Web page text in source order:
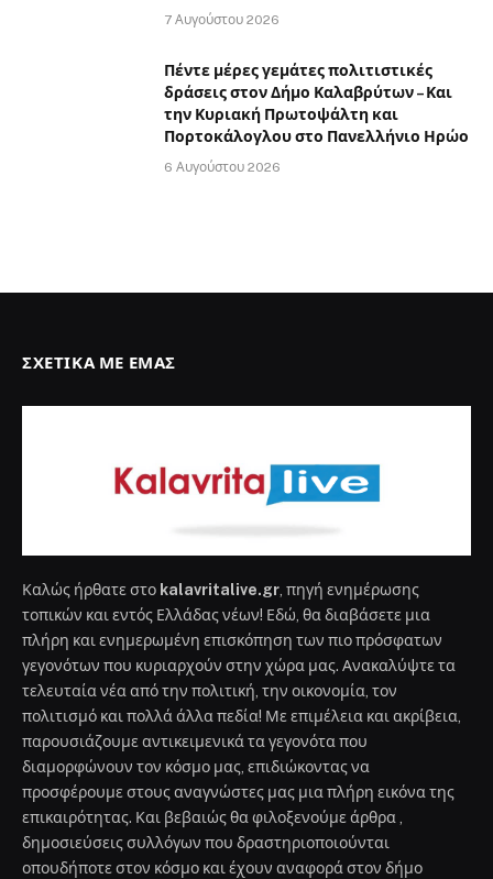
7 Αυγούστου 2026
Πέντε μέρες γεμάτες πολιτιστικές
δράσεις στον Δήμο Καλαβρύτων – Και
την Κυριακή Πρωτοψάλτη και
Πορτοκάλογλου στο Πανελλήνιο Ηρώο
6 Αυγούστου 2026
ΣΧΕΤΙΚΆ ΜΕ ΕΜΆΣ
Καλώς ήρθατε στο kalavritalive.gr , πηγή ενημέρωσης
τοπικών και εντός Ελλάδας νέων! Εδώ, θα διαβάσετε μια
πλήρη και ενημερωμένη επισκόπηση των πιο πρόσφατων
γεγονότων που κυριαρχούν στην χώρα μας. Ανακαλύψτε τα
τελευταία νέα από την πολιτική, την οικονομία, τον
πολιτισμό και πολλά άλλα πεδία! Με επιμέλεια και ακρίβεια,
παρουσιάζουμε αντικειμενικά τα γεγονότα που
διαμορφώνουν τον κόσμο μας, επιδιώκοντας να
προσφέρουμε στους αναγνώστες μας μια πλήρη εικόνα της
επικαιρότητας. Και βεβαιώς θα φιλοξενούμε άρθρα ,
δημοσιεύσεις συλλόγων που δραστηριοποιούνται
οπουδήποτε στον κόσμο και έχουν αναφορά στον δήμο